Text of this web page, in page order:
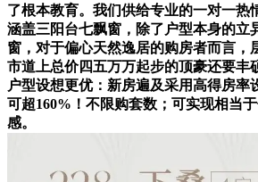
了根本教育。我们供给专业的一对一热
涵盖三阳台七飘窗，除了户型本身的立
窗，对于偏心天然逸居的购房者而言，
市道上总价四五万万起步的顶豪还要丰
户型设想更优：新房遍及采用高得房率
可超160%！不限购套数；可实现相当
感。